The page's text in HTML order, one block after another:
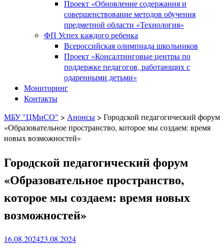
Проект «Обновление содержания и
совершенствование методов обучения
предметной области «Технология»
ФП Успех каждого ребенка
Всероссийская олимпиада школьников
Проект «Консалтинговые центры по
поддержке педагогов, работающих с
одаренными детьми»
Мониторинг
Контакты
МБУ "ЦМиСО" > Анонсы > Городской педагогический форум
«Образовательное пространство, которое мы создаем: время
новых возможностей»
Городской педагогический форум
«Образовательное пространство,
которое мы создаем: время новых
возможностей»
16.08.202423.08.2024